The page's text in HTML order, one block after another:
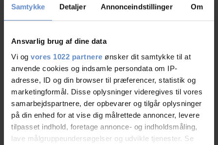
Samtykke Detaljer Annonceindstillinger Om
Ansvarlig brug af dine data
Vi og vores 1022 partnere ønsker dit samtykke til at
anvende cookies og indsamle persondata om IP-
adresse, ID og din browser til præferencer, statistik og
marketingformål. Disse oplysninger videregives til vores
samarbejdspartnere, der opbevarer og tilgår oplysninger
på din enhed for at vise dig målrettede annoncer, levere
tilpasset indhold, foretage annonce- og indholdsmåling,
lave målgruppeundersøgelser og udvikle tjenester. Se
Gruppen